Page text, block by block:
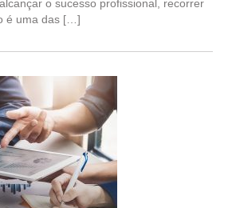
o sucesso profissional, recorrer
é uma das […]